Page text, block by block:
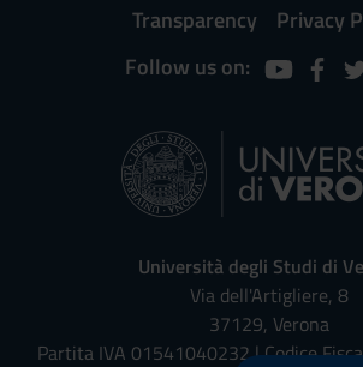
Transparency
Privacy
Follow us on:
Università degli Studi di
Via dell'Artigliere, 8
37129, Verona
Partita IVA 01541040232 | Codice